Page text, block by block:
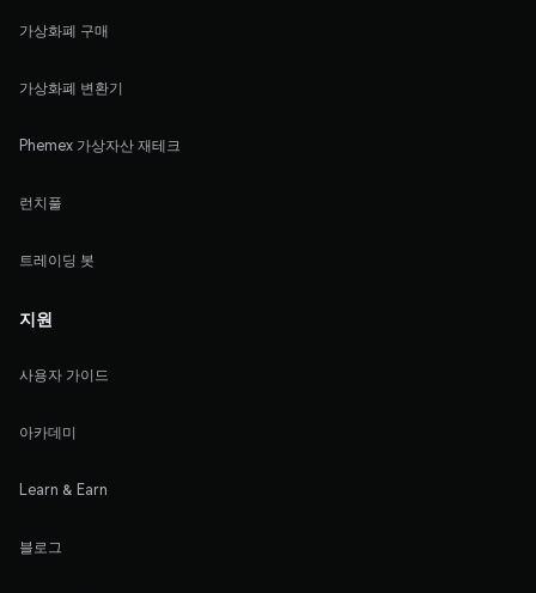
가상화폐 구매
가상화폐 변환기
Phemex 가상자산 재테크
런치풀
트레이딩 봇
지원
사용자 가이드
아카데미
Learn & Earn
블로그